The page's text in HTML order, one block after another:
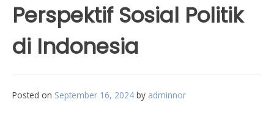
Perspektif Sosial Politik
di Indonesia
Posted on September 16, 2024 by adminnor